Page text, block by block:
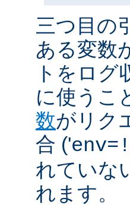
三つ目の
ある変数
トをログ
に使うこ
数がリク
合 ('env=!
れていな
れます。